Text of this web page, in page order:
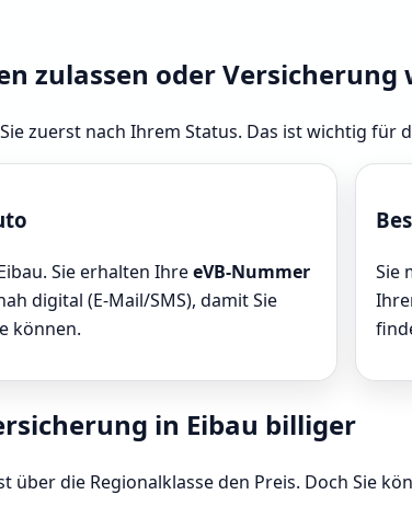
zulassen oder Versicherung
zuerst nach Ihrem Status. Das ist wichtig für
Sie erhalten IhreeVB-Nummer
digital (E-Mail/SMS), damit Sie
können.
Sie
in Eibau billiger
über die Regionalklasse den Preis. Doch Sie